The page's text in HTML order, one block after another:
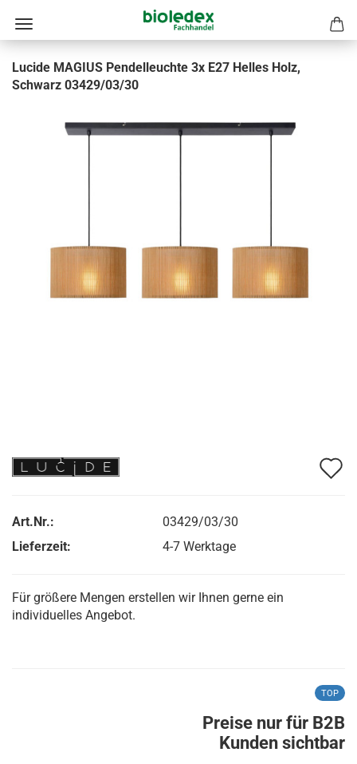
Lucide MAGIUS Pendelleuchte 3x E27 Helles Holz,
Schwarz 03429/03/30
Art.Nr.:
03429/03/30
Lieferzeit:
4-7 Werktage
Für größere Mengen erstellen wir Ihnen gerne ein
individuelles Angebot.
TOP
Preise nur für B2B
Kunden sichtbar